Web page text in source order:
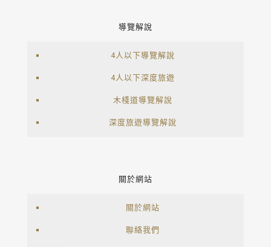
導覽解說
4人以下導覽解說
4人以下深度旅遊
木棧道導覽解說
深度旅遊導覽解說
關於網站
關於網站
聯絡我們